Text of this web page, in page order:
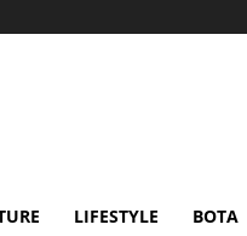
LIFESTYLE BOTA